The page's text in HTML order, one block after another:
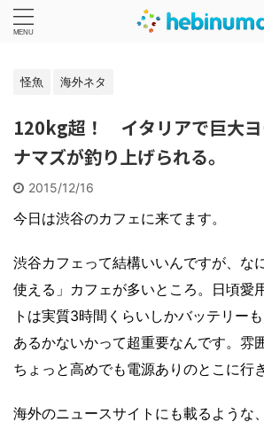
怪魚 海外ネタ
120kg超！ イタリアで巨大ヨ
ナマズが釣り上げられる。
2015/12/16
今日は渋谷のカフェに来てます。
渋谷カフェって結構いいんですが、な
使える」カフェが多いところ。日頃愛
トは実質3時間くらいしかバッテリー
あるかないかって超重要なんです。雰
ちょっと高めでも電源ありのとこに行
海外のニュースサイトにも載るような